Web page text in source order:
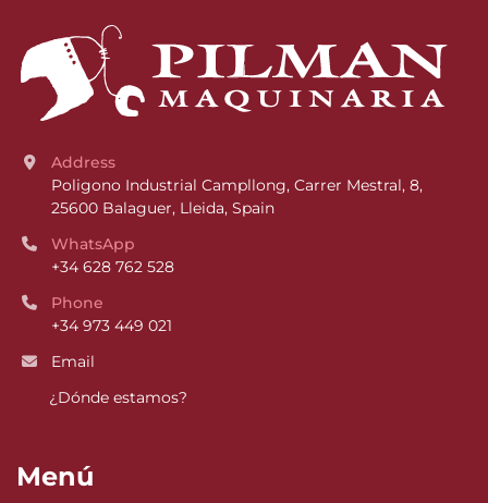
Address
Poligono Industrial Campllong, Carrer Mestral, 8,
25600 Balaguer, Lleida, Spain
WhatsApp
+34 628 762 528
Phone
+34 973 449 021
Email
¿Dónde estamos?
Menú